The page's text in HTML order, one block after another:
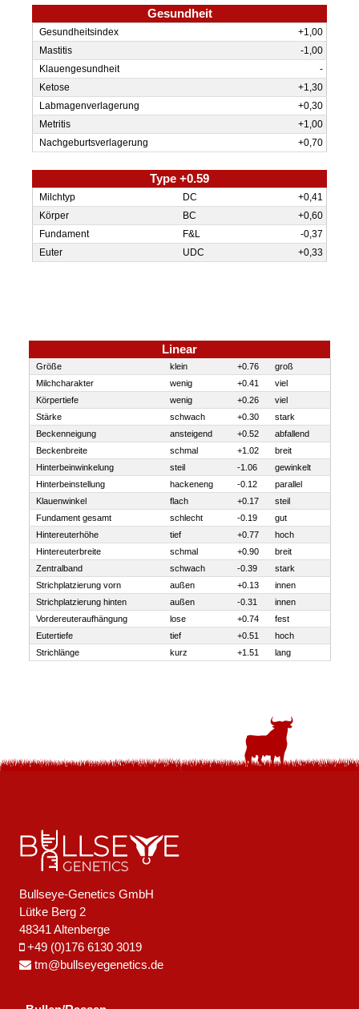
Gesundheit
Gesund­heits­index
+1,00
Mastitis
-1,00
Klauen­gesund­heit
-
Ketose
+1,30
Labmagenverlagerung
+0,30
Metritis
+1,00
Nachgeburtsverlagerung
+0,70
Type +0.59
Milch­typ DC
+0,41
Körper
BC
+0,60
Funda­ment
F&L
-0,37
Euter
UDC +0,33
Linear
Größe klein +0.76
groß
Milchcharakter
wenig +0.41
viel
Körpertiefe
wenig +0.26
viel
Stärke
schwach +0.30
stark
Beckenneigung
ansteigend +0.52
abfallend
Beckenbreite
schmal +1.02
breit
Hinterbeinwinkelung
steil -1.06
gewinkelt
Hinterbeinstellung
hackeneng -0.12
parallel
Klauenwinkel
flach +0.17
steil
Fundament gesamt
schlecht -0.19
gut
Hintereuterhöhe
tief +0.77
hoch
Hintereuterbreite
schmal +0.90
breit
Zentralband
schwach -0.39
stark
Strichplatzierung vorn
außen +0.13
innen
Strichplatzierung hinten
außen -0.31
innen
Vordereuteraufhängung
lose +0.74
fest
Eutertiefe
tief +0.51
hoch
Strichlänge
kurz +1.51 lang
Bullseye-Genetics GmbH
Lütke Berg 2
48341 Altenberge
+49 (0)176 6130 3019
tm@bullseyegenetics.de